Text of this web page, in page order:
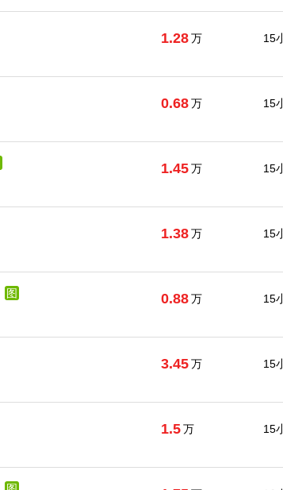
1.28万 15
0.68万 15
1.45万 15
1.38万 15
图
0.88万 15
3.45万 15
1.5万 15